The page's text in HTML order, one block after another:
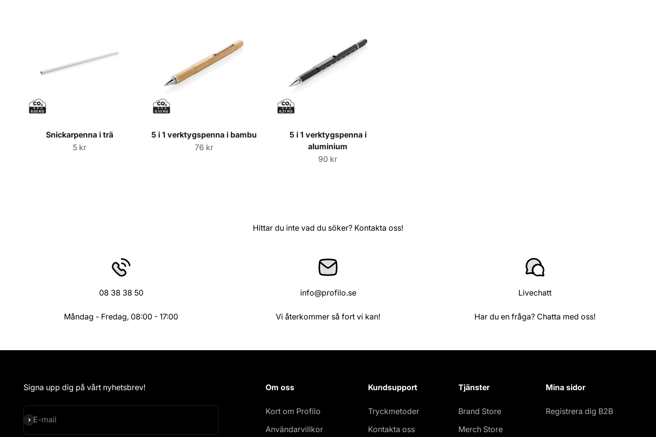
Snickarpenna i trä
Sale price
5 kr
5 i 1 verktygspenna i bambu
Sale price
76 kr
5 i 1 verktygspenna i
aluminium
Sale price
90 kr
Hittar du inte vad du söker? Kontakta oss!
08 38 38 50
Måndag - Fredag, 08:00 - 17:00
info@profilo.se
Vi återkommer så fort vi kan!
Livechatt
Har du en fråga? Chatta med oss!
Signa upp dig på vårt nyhetsbrev!
E-mail
Subscribe
Om oss
Kort om Profilo
Användarvillkor
Kundsupport
Tryckmetoder
Kontakta oss
Tjänster
Brand Store
Merch Store
Mina sidor
Registrera dig B2B